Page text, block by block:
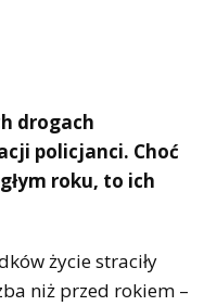
drogach
policjanci. Choć
roku, to ich
życie straciły
niż przed rokiem –